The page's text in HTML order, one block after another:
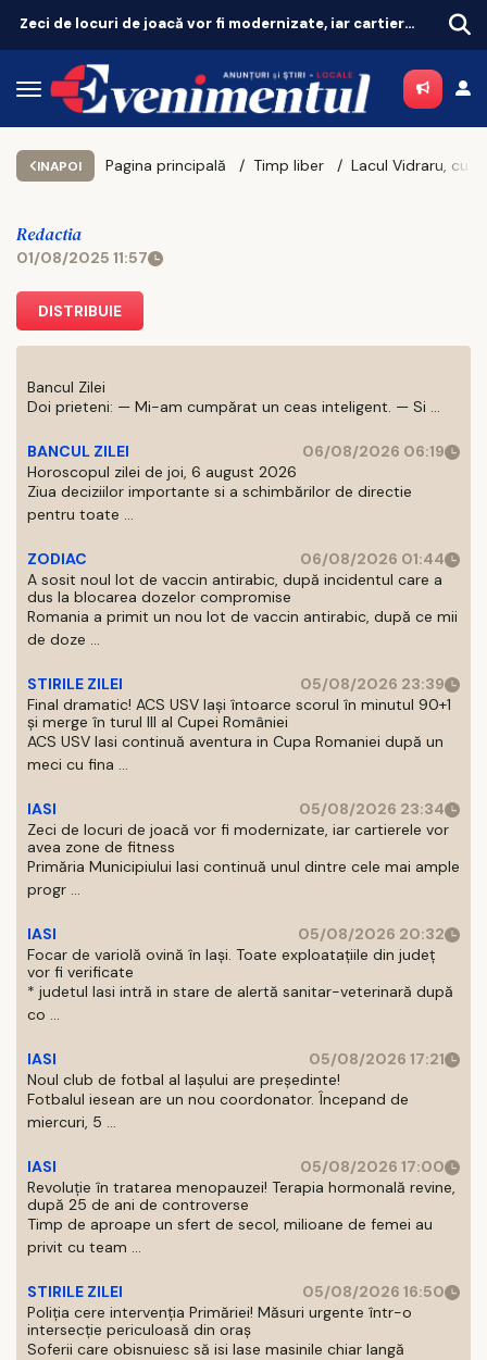
Zeci de locuri de joacă vor fi modernizate, iar cartierele vor avea zone de fitness
INAPOI Pagina principală Timp liber
Redactia
01/08/2025 11:57
DISTRIBUIE
Bancul Zilei
Doi prieteni: — Mi-am cumpărat un ceas inteligent. — Si ...
BANCUL ZILEI
06/08/2026 06:19
Horoscopul zilei de joi, 6 august 2026
Ziua deciziilor importante si a schimbărilor de directie
pentru toate ...
ZODIAC
06/08/2026 01:44
A sosit noul lot de vaccin antirabic, după incidentul care a
dus la blocarea dozelor compromise
Romania a primit un nou lot de vaccin antirabic, după ce mii
de doze ...
STIRILE ZILEI
05/08/2026 23:39
Final dramatic! ACS USV Iași întoarce scorul în minutul 90+1
și merge în turul III al Cupei României
ACS USV Iasi continuă aventura in Cupa Romaniei după un
meci cu fina ...
IASI
05/08/2026 23:34
Zeci de locuri de joacă vor fi modernizate, iar cartierele vor
avea zone de fitness
Primăria Municipiului Iasi continuă unul dintre cele mai ample
progr ...
IASI
05/08/2026 20:32
Focar de variolă ovină în Iași. Toate exploatațiile din județ
vor fi verificate
* judetul Iasi intră in stare de alertă sanitar-veterinară după
co ...
IASI
05/08/2026 17:21
Noul club de fotbal al Iașului are președinte!
Fotbalul iesean are un nou coordonator. Începand de
miercuri, 5 ...
IASI
05/08/2026 17:00
Revoluție în tratarea menopauzei! Terapia hormonală revine,
după 25 de ani de controverse
Timp de aproape un sfert de secol, milioane de femei au
privit cu team ...
STIRILE ZILEI
05/08/2026 16:50
Poliția cere intervenția Primăriei! Măsuri urgente într-o
intersecție periculoasă din oraș
Soferii care obisnuiesc să isi lase masinile chiar langă